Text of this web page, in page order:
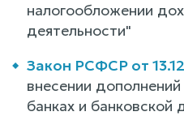
налогообложении
деятельности"
Закон РСФСР от
внесении
банках и